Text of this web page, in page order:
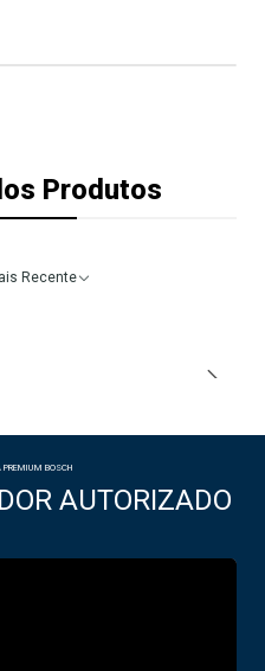
Produtos
Recente
BOSCH
AUTORIZADO